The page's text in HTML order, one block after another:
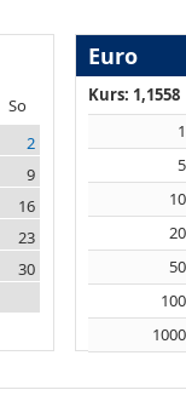
So
2
9
16
23
30
Euro
Kurs: